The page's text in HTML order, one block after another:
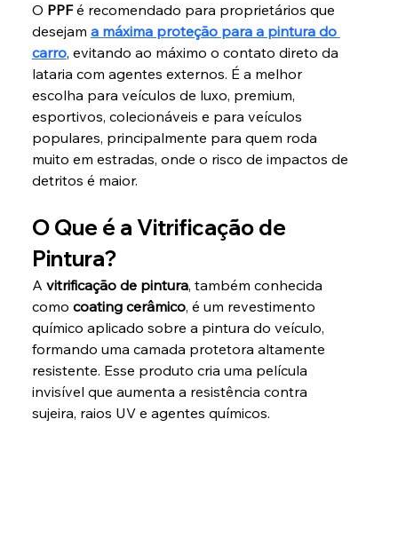
O PPF é recomendado para proprietários que
desejam a máxima proteção para a pintura do
carro, evitando ao máximo o contato direto da
lataria com agentes externos. É a melhor
escolha para veículos de luxo, premium,
esportivos, colecionáveis e para veículos
populares, principalmente para quem roda
muito em estradas, onde o risco de impactos de
detritos é maior.
O Que é a Vitrificação de
Pintura?
A vitrificação de pintura, também conhecida
como coating cerâmico, é um revestimento
químico aplicado sobre a pintura do veículo,
formando uma camada protetora altamente
resistente. Esse produto cria uma película
invisível que aumenta a resistência contra
sujeira, raios UV e agentes químicos.